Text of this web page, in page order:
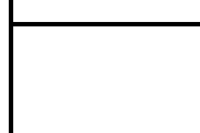
Ширина: 163,5 см